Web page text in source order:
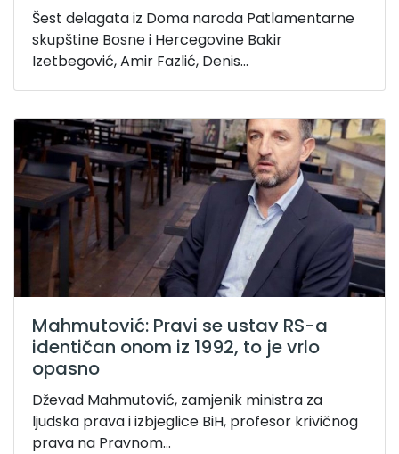
Šest delagata iz Doma naroda Patlamentarne
skupštine Bosne i Hercegovine Bakir
Izetbegović, Amir Fazlić, Denis...
Mahmutović: Pravi se ustav RS-a
identičan onom iz 1992, to je vrlo
opasno
Dževad Mahmutović, zamjenik ministra za
ljudska prava i izbjeglice BiH, profesor krivičnog
prava na Pravnom...